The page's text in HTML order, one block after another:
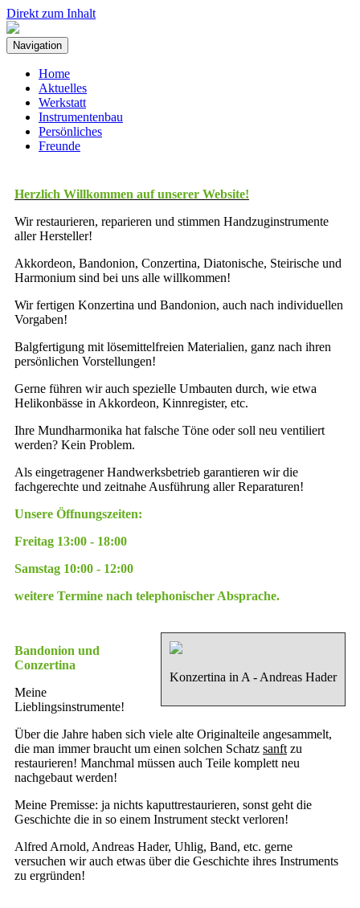
Direkt zum Inhalt
Navigation
Home
Aktuelles
Werkstatt
Instrumentenbau
Persönliches
Freunde
Herzlich Willkommen auf unserer Website!
Wir restaurieren, reparieren und stimmen Handzuginstrumente
aller Hersteller!
Akkordeon, Bandonion, Conzertina, Diatonische, Steirische und
Harmonium sind bei uns alle willkommen!
Wir fertigen Konzertina und Bandonion, auch nach individuellen
Vorgaben!
Balgfertigung mit lösemittelfreien Materialien, ganz nach ihren
persönlichen Vorstellungen!
Gerne führen wir auch spezielle Umbauten durch, wie etwa
Helikonbässe in Akkordeon, Kinnregister, etc.
Ihre Mundharmonika hat falsche Töne oder soll neu ventiliert
werden? Kein Problem.
Als eingetragener Handwerksbetrieb garantieren wir die
fachgerechte und zeitnahe Ausführung aller Reparaturen!
Unsere Öffnungszeiten:
Freitag 13:00 - 18:00
Samstag 10:00 - 12:00
weitere Termine nach telephonischer Absprache.
Konzertina in A - Andreas Hader
Bandonion und
Conzertina
Meine
Lieblingsinstrumente!
Über die Jahre haben sich viele alte Originalteile angesammelt,
die man immer braucht um einen solchen Schatz sanft zu
restaurieren! Manchmal müssen auch Teile komplett neu
nachgebaut werden!
Meine Premisse: ja nichts kaputtrestaurieren, sonst geht die
Geschichte die in so einem Instrument steckt verloren!
Alfred Arnold, Andreas Hader, Uhlig, Band, etc. gerne
versuchen wir auch etwas über die Geschichte ihres Instruments
zu ergründen!